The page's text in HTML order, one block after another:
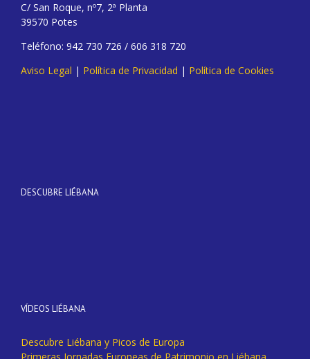
C/ San Roque, nº7, 2ª Planta
39570 Potes
Teléfono: 942 730 726 / 606 318 720
Aviso Legal | Política de Privacidad | Política de Cookies
DESCUBRE LIÉBANA
VÍDEOS LIÉBANA
Descubre Liébana y Picos de Europa